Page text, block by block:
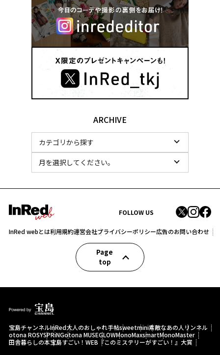
ARCHIVE
FOLLOW US
InRed webとは利用規約運営会社プライバシーポリシー広告のお問い合わせ
Page
top
宝島チャンネルInRed大人のおしゃれ手帖sweetmini素敵なあの人 リンネル
otona ROSYSPRiNGotona MUSEGLOWMonoMaxsmartMonoMaster
田舎暮らしの本宝島すごい！WEB 『このミステリーがすごい！』大賞